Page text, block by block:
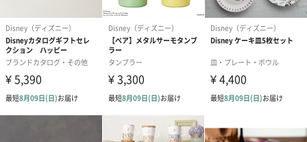
ダンボール装飾（ひま
わり）（720円）
ダンボール装飾（チュ
ーリップ）（720円）
ダンボール装
ト）（580円）